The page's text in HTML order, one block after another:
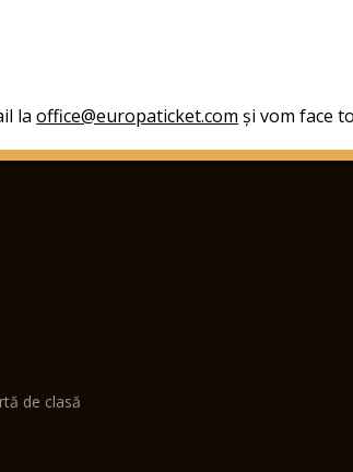
laoffice@europaticket.com și vom face
de clasă